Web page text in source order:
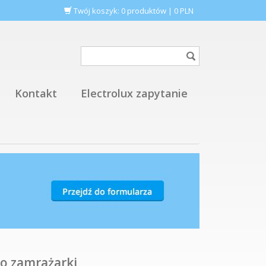
Twój koszyk: 0 produktów | 0 PLN
Kontakt Electrolux zapytanie
zamrażarki